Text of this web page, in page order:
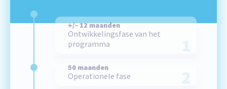
+/- 12 maanden
Ontwikkelingsfase van het
programma
1
50 maanden
Operationele fase 2